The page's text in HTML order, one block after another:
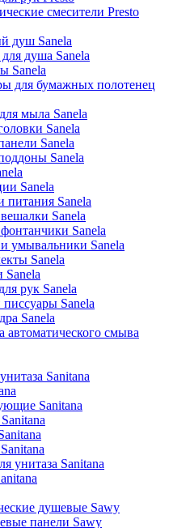
смесители Presto
душ Sanela
душа Sanela
Sanela
для бумажных полотенец
мыла Sanela
Sanela
Sanela
Sanela
Sanela
питания Sanela
Sanela
Sanela
умывальники Sanela
Sanela
Sanela
рук Sanela
Sanela
Sanela
автоматического смыва
Sanitana
Sanitana
унитаза Sanitana
душевые Sawy
панели Sawy